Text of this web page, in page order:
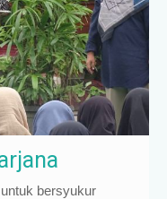
bersyukur